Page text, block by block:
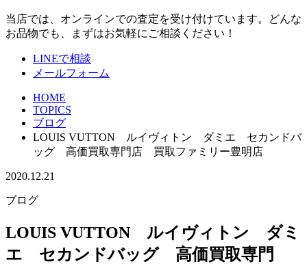
当店では、オンラインでの査定を受け付けています。どんな
お品物でも、まずはお気軽にご相談ください！
LINEで相談
メールフォーム
HOME
TOPICS
ブログ
LOUIS VUTTON ルイヴィトン ダミエ セカンドバ
ッグ 高価買取専門店 買取ファミリー豊明店
2020.12.21
ブログ
LOUIS VUTTON ルイヴィトン ダミ
エ セカンドバッグ 高価買取専門